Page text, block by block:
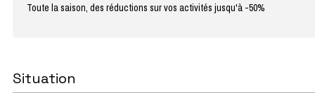
Toute la saison, des réductions sur vos activités jusqu'à -50%
Situation